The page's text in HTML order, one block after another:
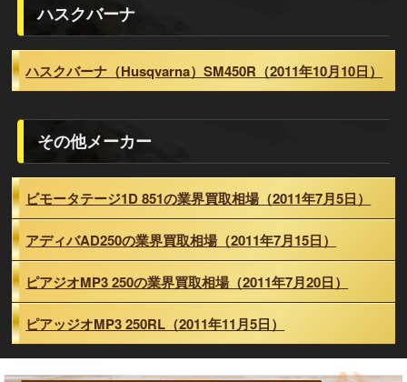
ハスクバーナ
ハスクバーナ（Husqvarna）SM450R（2011年10月10日）
その他メーカー
ビモータテージ1D 851の業界買取相場（2011年7月5日）
アディバAD250の業界買取相場（2011年7月15日）
ピアジオMP3 250の業界買取相場（2011年7月20日）
ピアッジオMP3 250RL（2011年11月5日）